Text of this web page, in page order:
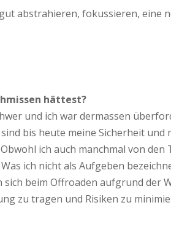
abstrahieren, fokussieren, eine
hättest?
und ich war dermassen
bis heute meine Sicherheit
ich auch manchmal von
ich nicht als Aufgeben
beim Offroaden aufgrund der
zu tragen und Risiken zu